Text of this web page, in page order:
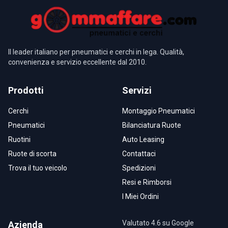
Il leader italiano per pneumatici e cerchi in lega. Qualità,
convenienza e servizio eccellente dal 2010.
Prodotti
Cerchi
Pneumatici
Ruotini
Ruote di scorta
Trova il tuo veicolo
Servizi
Montaggio Pneumatici
Bilanciatura Ruote
Auto Leasing
Contattaci
Spedizioni
Resi e Rimborsi
I Miei Ordini
Azienda Valutato 4.6 su Google